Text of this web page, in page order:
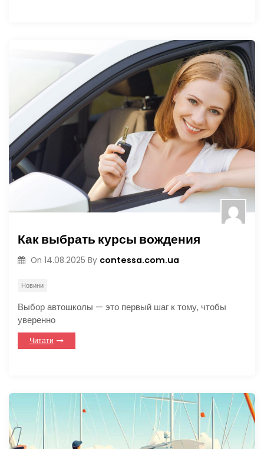
Как выбрать курсы вождения
On 14.08.2025 By contessa.com.ua
Новини
Выбор автошколы — это первый шаг к тому, чтобы
уверенно
Читати